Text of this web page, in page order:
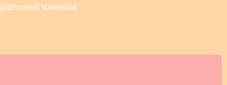
strømstad